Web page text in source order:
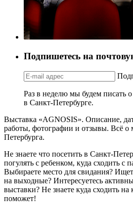
Подпишетесь на
Раз в неделю мы будем писать
в Санкт-Петербурге.
Выставка «AGNOSIS». Описание,
работы, фотографии и отзывы. Всё о
Петербурга.
Не знаете что посетить в Санкт-
погулять с ребенком, куда сходить с
Выбираете место для свидания?
на выходные? Интересуетесь
выставки? Не знаете куда сходить
поможет!